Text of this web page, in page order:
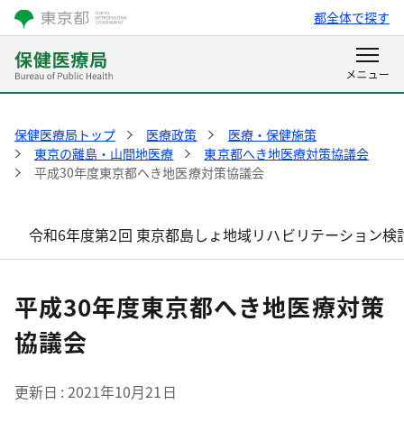
都全体で探す
保健医療局トップ 医療政策
医療・保健施策
東京の離島・山間地医療
東京都へき地医療対策協議会
平成30年度東京都へき地医療対策協議会
令和6年度第2回 東京都島しょ地域リハビリテーション検
平成30年度東京都へき地医療対策
協議会
更新日 2021年10月21日